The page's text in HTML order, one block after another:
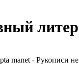
manet - Рукописи не